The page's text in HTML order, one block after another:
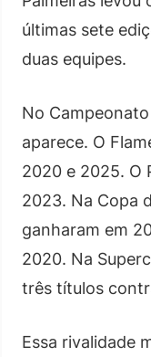
últimas sete
duas equipes.
No
aparece. O
2020 e 2025. O
2023. Na Copa
ganharam em
2020. Na
três títulos
Essa rivalidade